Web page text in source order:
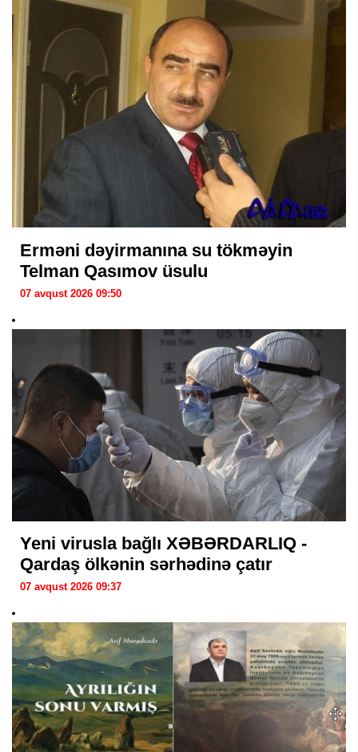
Erməni dəyirmanına su tökməyin
Telman Qasımov üsulu
07 avqust 2026 09:50
Yeni virusla bağlı XƏBƏRDARLIQ -
Qardaş ölkənin sərhədinə çatır
07 avqust 2026 09:37